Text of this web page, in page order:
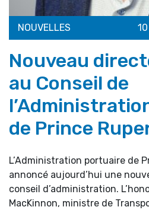
NOUVELLES
Nouveau
au Conseil de
de Prince
L’Administration portuaire de
annoncé aujourd’hui une
conseil d’administration.
MacKinnon, ministre de